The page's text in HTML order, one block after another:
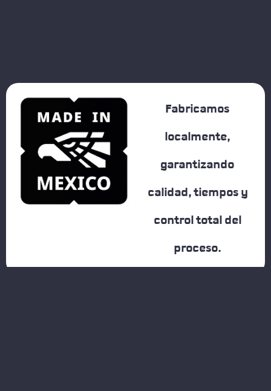
Fabricamos
localmente,
garantizando
calidad, tiempos y
control total del
proceso.